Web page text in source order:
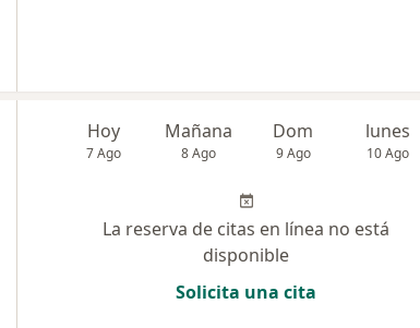
Hoy
7 Ago
Mañana
8 Ago
Dom
9 Ago
lunes
10 Ago
La reserva de citas en línea no está
disponible
Solicita una cita